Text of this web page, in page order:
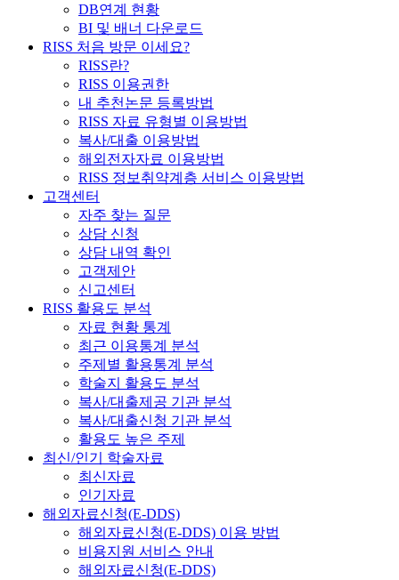
DB연계 현황
BI 및 배너 다운로드
RISS 처음 방문 이세요?
RISS란?
RISS 이용권한
내 추천논문 등록방법
RISS 자료 유형별 이용방법
복사/대출 이용방법
해외전자자료 이용방법
RISS 정보취약계층 서비스 이용방법
고객센터
자주 찾는 질문
상담 신청
상담 내역 확인
고객제안
신고센터
RISS 활용도 분석
자료 현황 통계
최근 이용통계 분석
주제별 활용통계 분석
학술지 활용도 분석
복사/대출제공 기관 분석
복사/대출신청 기관 분석
활용도 높은 주제
최신/인기 학술자료
최신자료
인기자료
해외자료신청(E-DDS)
해외자료신청(E-DDS) 이용 방법
비용지원 서비스 안내
해외자료신청(E-DDS)